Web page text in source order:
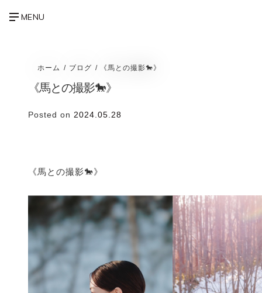
ホーム ブログ 《馬との撮影🐎》
《馬との撮影🐎》
Posted on 2024.05.28
《馬との撮影🐎》